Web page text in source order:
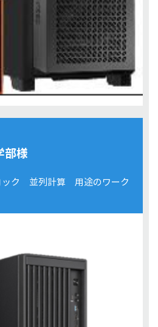
部様
ック 並列計算 用途のワーク